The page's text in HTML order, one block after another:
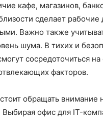
кафе, магазинов,
сделает рабочие
Важно также
шума. В тихих и
сосредоточиться на
факторов.
обращать внимание
Выбирая офис для IT-